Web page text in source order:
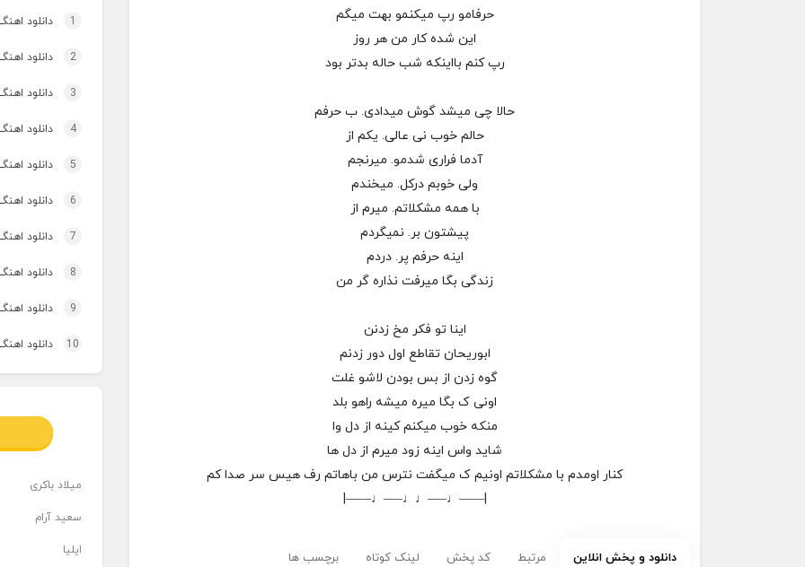
حرفامو رپ میکنمو بهت میگم
این شده کار من هر روز
رپ کنم بااینکه شب حاله بدتر بود
حالا چی میشد گوش میدادی. ب حرفم
حالم خوب نی عالی. یکم از
آدما فراری شدمو. میرنجم
ولی خوبم درکل. میخندم
با همه مشکلاتم. میرم از
پیشتون بر. نمیگردم
اینه حرفم پر. دردم
زندگی بگا میرفت نذاره گر من
اینا تو فکر مخ زدنن
ابوریحان تقاطع اول دور زدنم
گوه زدن از بس بودن لاشو غلت
اونی ک بگا میره میشه راهو بلد
منکه خوب میکنم کینه از دل وا
شاید واس اینه زود میرم از دل ها
کنار اومدم با مشکلاتم اونیم ک میگفت نترس من باهاتم رف هیس سر صدا کم
|——♩—–♩♩—–♩——|
دانلود و پخش انلاین مرتبط کد پخش لینک کوتاه برچسب ها
1 دانلود
2 دانلود اهنگ تاپ و
3 دانلود
4 دانلود اهنگ برنو
5 دانلود
6 دانلود
7 دانلود
8 دانلود
9 دانلود
10 دانلود
میلاد باکری
سعید آرام
ایلیا